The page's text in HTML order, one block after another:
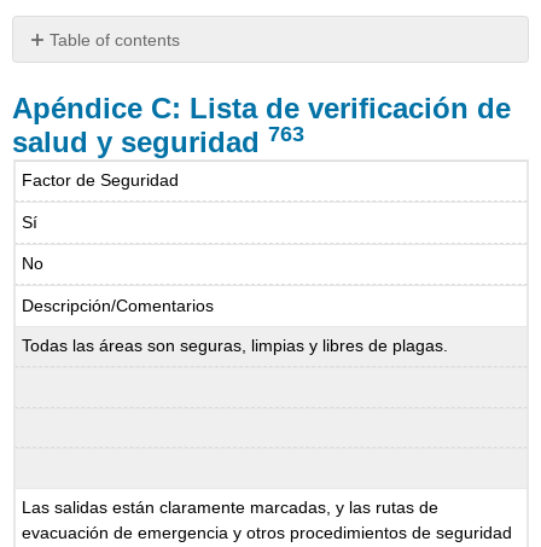
Table of contents
C:
Lista
de
verificación
y
763
Apéndice C: Lista deverificación de
salud y seguridad 763
Factor de Seguridad
Sí
No
Descripción/Comentarios
Todas las áreas son seguras, limpias y libres de plagas.
Las salidas están claramente marcadas, y las rutas de
evacuación de emergencia y otros procedimientos de seguridad